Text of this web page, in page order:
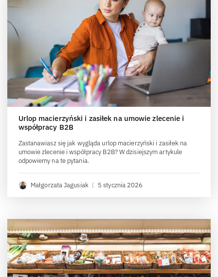
Urlop macierzyński i zasiłek na umowie zlecenie i
współpracy B2B
Zastanawiasz się jak wygląda urlop macierzyński i zasiłek na
umowie zlecenie i współpracy B2B? W dzisiejszym artykule
odpowiemy na te pytania.
Małgorzata Jagusiak | 5 stycznia 2026